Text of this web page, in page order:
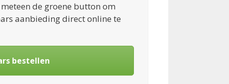
de groene button om
aanbieding direct online te
bestellen